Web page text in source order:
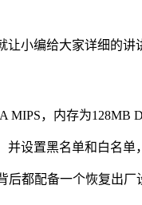
小编给大家详细的讲
MIPS，内存为128MB
设置黑名单和白名单
都配备一个恢复出